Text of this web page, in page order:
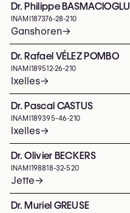
Dr. Philippe BASMACIOGLU
INAMI 187376-28-210
Ganshoren→
Dr. Rafael VÉLEZ POMBO
INAMI 189512-26-210
Ixelles→
Dr. Pascal CASTUS
INAMI 189395-46-210
Ixelles→
Dr. Olivier BECKERS
INAMI 198818-32-520
Jette→
Dr. Muriel GREUSE